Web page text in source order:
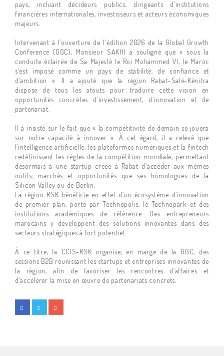
pays, incluant décideurs publics, dirigeants d’institutions
financières internationales, investisseurs et acteurs économiques
majeurs.
Intervenant à l’ouverture de l'édition 2026 de la Global Growth
Conference (GGC), Monsieur SAKHI a souligné que « sous la
conduite éclairée de Sa Majesté le Roi Mohammed VI, le Maroc
s’est imposé comme un pays de stabilité, de confiance et
d’ambition ». Il a ajouté que la région Rabat-Salé-Kénitra
dispose de tous les atouts pour traduire cette vision en
opportunités concrètes d’investissement, d’innovation et de
partenariat.
Il a insisté sur le fait que « la compétitivité de demain se jouera
sur notre capacité à innover ». À cet égard, il a relevé que
l’intelligence artificielle, les plateformes numériques et la fintech
redéfinissent les règles de la compétition mondiale, permettant
désormais à une startup créée à Rabat d’accéder aux mêmes
outils, marchés et opportunités que ses homologues de la
Silicon Valley ou de Berlin.
La région RSK bénéficie en effet d’un écosystème d’innovation
de premier plan, porté par Technopolis, le Technopark et des
institutions académiques de référence. Des entrepreneurs
marocains y développent des solutions innovantes dans des
secteurs stratégiques à fort potentiel.
À ce titre, la CCIS-RSK organise, en marge de la GGC, des
sessions B2B réunissant les startups et entreprises innovantes de
la région, afin de favoriser les rencontres d’affaires et
d’accélérer la mise en œuvre de partenariats concrets.